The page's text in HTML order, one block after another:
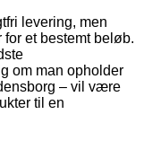
levering, men
et bestemt beløb.
om man opholder
– vil være
til en